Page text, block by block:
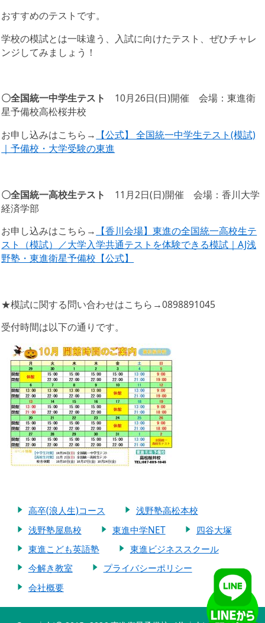
おすすめのテストです。
学校の模試とは一味違う、入試に向けたテスト、ぜひチャレ
ンジしてみましょう！
〇全国統一中学生テスト
10月26日(日)開催 会場：東進衛
星予備校高松桜井校
お申し込みはこちら→ 【公式】 全国統一中学生テスト(模試)
｜予備校・大学受験の東進
〇全国統一高校生テスト
11月2日(日)開催 会場：香川大学
経済学部
お申し込みはこちら→ 【香川会場】東進の全国統一高校生テ
スト（模試）／大学入学共通テストを体験できる模試｜AJ浅
野塾・東進衛星予備校【公式】
★模試に関する問い合わせはこちら→0898891045
受付時間は以下の通りです。
高卒(浪人生)コース
浅野塾高松本校
浅野塾屋島校
東進中学NET
四谷大塚
東進こども英語塾
東進ビジネススクール
今解き教室
プライバシーポリシー
会社概要